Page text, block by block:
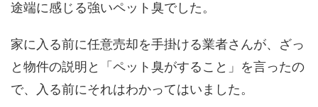
途端に感じる強いペット臭でした。
家に入る前に任意売却を手掛ける業者さんが、ざっ
と物件の説明と「ペット臭がすること」を言ったの
で、入る前にそれはわかってはいました。